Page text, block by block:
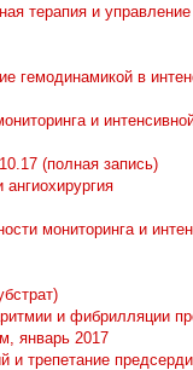
терапия и
гемодинамикой в
и
(полная запись)
мониторинга и
и фибрилляции
январь 2017
трепетание